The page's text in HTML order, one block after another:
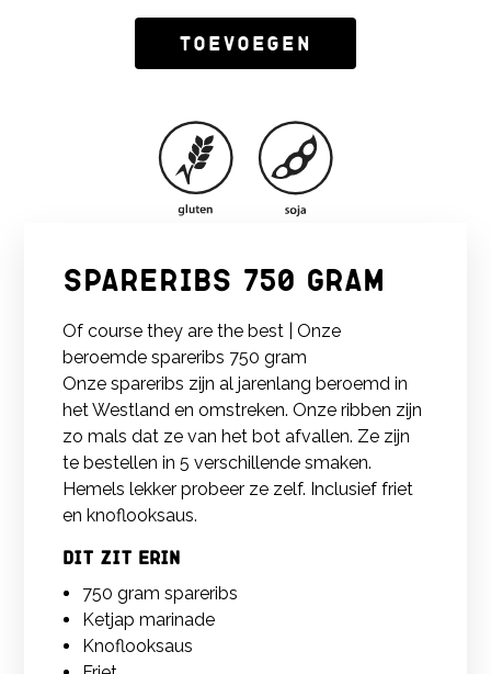
Toevoegen
Spareribs 750 gram
Of course they are the best | Onze
beroemde spareribs 750 gram
Onze spareribs zijn al jarenlang beroemd in
het Westland en omstreken. Onze ribben zijn
zo mals dat ze van het bot afvallen. Ze zijn
te bestellen in 5 verschillende smaken.
Hemels lekker probeer ze zelf. Inclusief friet
en knoflooksaus.
Dit zit erin
750 gram spareribs
Ketjap marinade
Knoflooksaus